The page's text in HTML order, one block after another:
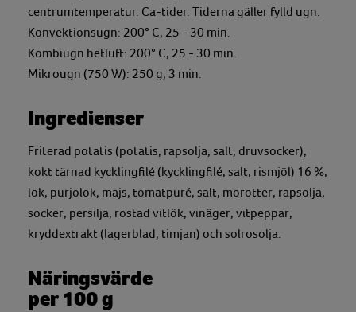
centrumtemperatur. Ca-tider. Tiderna gäller fylld ugn.
Konvektionsugn: 200° C, 25 - 30 min.
Kombiugn hetluft: 200° C, 25 - 30 min.
Mikrougn (750 W): 250 g, 3 min.
Ingredienser
Friterad potatis (potatis, rapsolja, salt, druvsocker),
kokt tärnad kycklingfilé (kycklingfilé, salt, rismjöl) 16 %,
lök, purjolök, majs, tomatpuré, salt, morötter, rapsolja,
socker, persilja, rostad vitlök, vinäger, vitpeppar,
kryddextrakt (lagerblad, timjan) och solrosolja.
Näringsvärde
per 100 g